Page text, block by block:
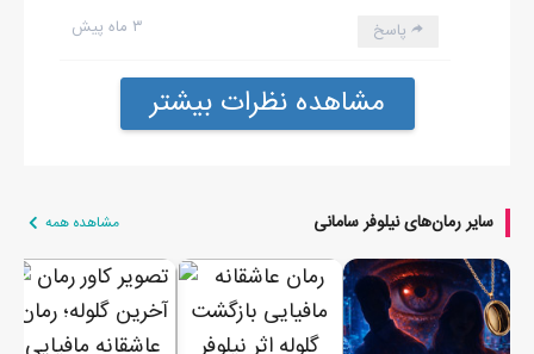
۳ ماه پیش پاسخ
مشاهده نظرات بیشتر
سایر رمان‌های نیلوفر سامانی مشاهده همه